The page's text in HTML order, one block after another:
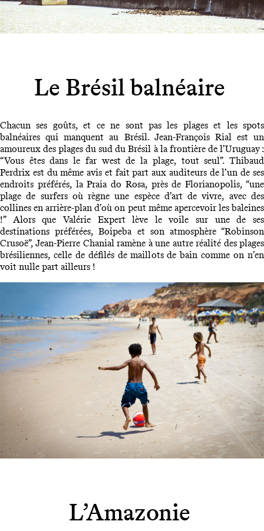
Le Brésil balnéaire
Chacun ses goûts, et ce ne sont pas les plages et les spots
balnéaires qui manquent au Brésil. Jean-François Rial est un
amoureux des plages du sud du Brésil à la frontière de l’Uruguay :
“Vous êtes dans le far west de la plage, tout seul”. Thibaud
Perdrix est du même avis et fait part aux auditeurs de l’un de ses
endroits préférés, la Praia do Rosa, près de Florianopolis, “une
plage de surfers où règne une espèce d’art de vivre, avec des
collines en arrière-plan d’où on peut même apercevoir les baleines
!” Alors que Valérie Expert lève le voile sur une de ses
destinations préférées, Boipeba et son atmosphère “Robinson
Crusoë”, Jean-Pierre Chanial ramène à une autre réalité des plages
brésiliennes, celle de défilés de maillots de bain comme on n’en
voit nulle part ailleurs !
L’Amazonie